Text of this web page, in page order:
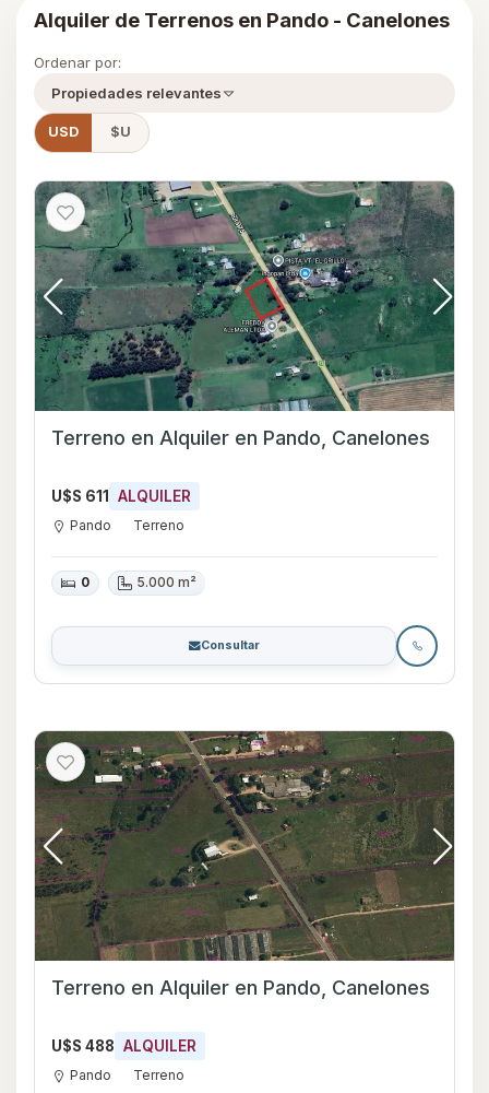
Alquiler de Terrenos en Pando - Canelones
Ordenar por:
Propiedades relevantes
USD $U
Terreno en Alquiler en Pando, Canelones
U$S 611 ALQUILER
Pando Terreno
0 5.000 m²
Consultar
Terreno en Alquiler en Pando, Canelones
U$S 488 ALQUILER
Pando Terreno